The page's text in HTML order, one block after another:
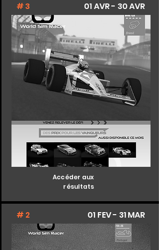
# 3 01 AVR - 30 AVR
Accéder aux
résultats
# 2 01 FEV - 31 MAR